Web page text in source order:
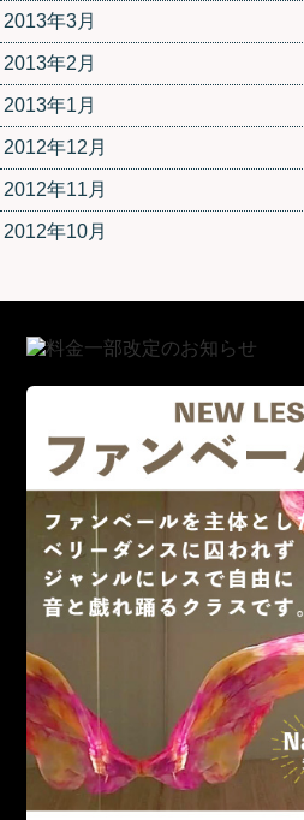
2013年3月
2013年2月
2013年1月
2012年12月
2012年11月
2012年10月